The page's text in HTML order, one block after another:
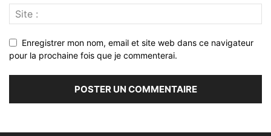
Enregistrer mon nom, email et site web dans ce navigateur
pour la prochaine fois que je commenterai.